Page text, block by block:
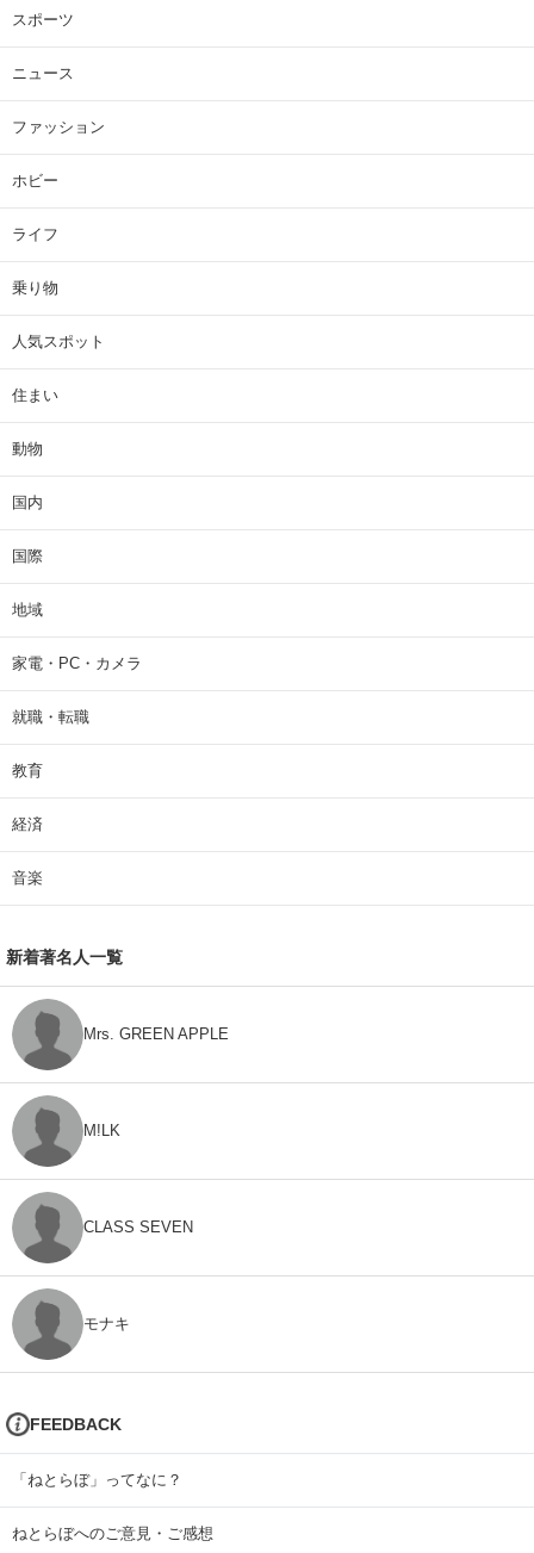
スポーツ
ニュース
ファッション
ホビー
ライフ
乗り物
人気スポット
住まい
動物
国内
国際
地域
家電・PC・カメラ
就職・転職
教育
経済
音楽
新着著名人一覧
Mrs. GREEN APPLE
M!LK
CLASS SEVEN
モナキ
FEEDBACK
「ねとらぼ」ってなに？
ねとらぼへのご意見・ご感想